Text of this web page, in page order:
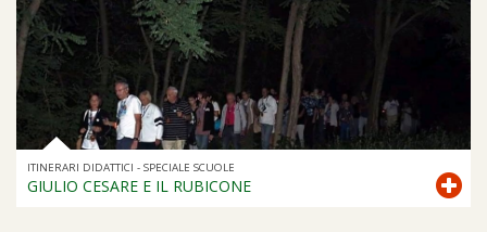
ITINERARI DIDATTICI - SPECIALE SCUOLE
GIULIO CESARE E IL RUBICONE